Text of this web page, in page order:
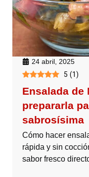
24 abril, 2025
5 (1)
Ensalada de
prepararla
sabrosísima
Cómo hacer
rápida y sin
sabor fresco